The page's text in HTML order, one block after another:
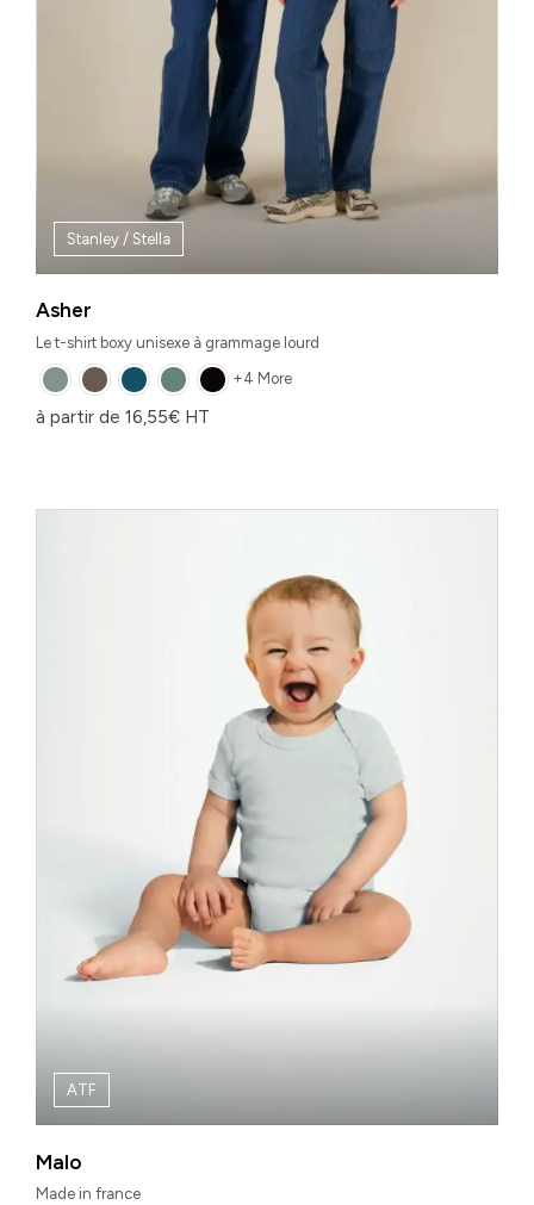
Stanley / Stella
Asher
Le t-shirt boxy unisexe à grammage lourd
+4 More
à partir de 16,55€ HT
ATF
Malo
Made in france